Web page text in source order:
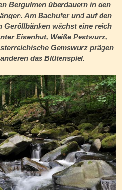
Bergulmen überdauern in den
Am Bachufer und auf den
Geröllbänken wächst eine reich
Eisenhut, Weiße Pestwurz,
Gemswurz prägen
das Blütenspiel.